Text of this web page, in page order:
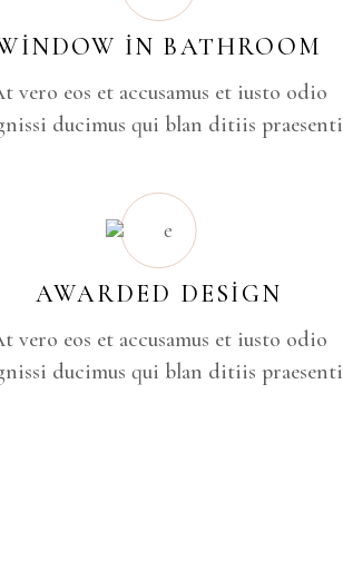
IN BATHROOM
vero eos et accusamus et iusto odio
ducimus qui blan ditiis praesenti
AWARDED DESIGN
vero eos et accusamus et iusto odio
ducimus qui blan ditiis praesenti